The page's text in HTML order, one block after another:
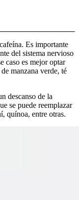
Es importante
del sistema nervioso
caso es mejor optar
manzana verde, té
descanso de la
se puede reemplazar
quínoa, entre otras.